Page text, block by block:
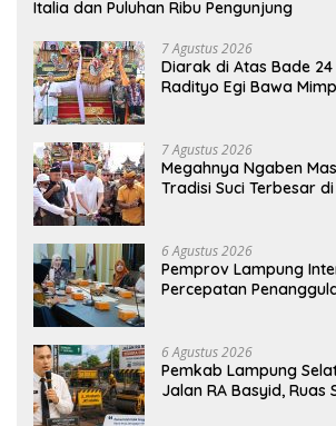
Italia dan Puluhan Ribu Pengunjung
7 Agustus 2026
Diarak di Atas Bade
Radityo Egi Bawa
7 Agustus 2026
Megahnya Ngaben
Tradisi Suci Terbesar
6 Agustus 2026
Pemprov Lampung
Percepatan
6 Agustus 2026
Pemkab Lampung
Jalan RA Basyid, Ruas